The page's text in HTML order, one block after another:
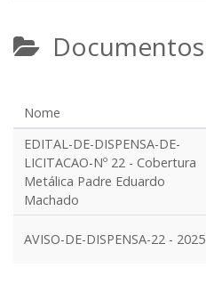
Documentos
Nome
EDITAL-DE-DISPENSA-DE-
LICITACAO-Nº 22 - Cobertura
Metálica Padre Eduardo
Machado
AVISO-DE-DISPENSA-22 - 2025